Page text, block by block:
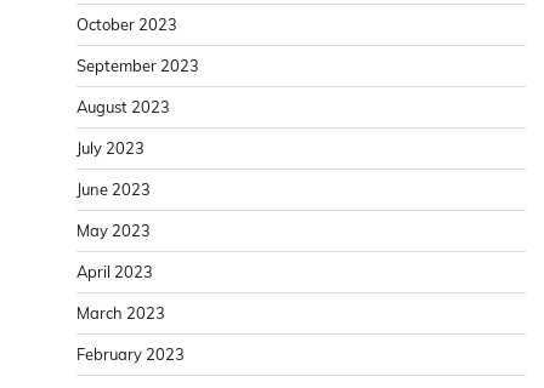
October 2023
September 2023
August 2023
July 2023
June 2023
May 2023
April 2023
March 2023
February 2023